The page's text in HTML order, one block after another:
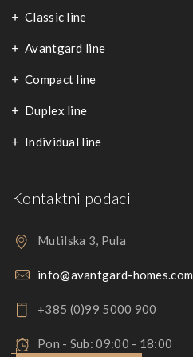
Classic line
Avantgard line
Compact line
Duplex line
Individual line
Kontaktni podaci
Mutilska 3, Pula
info@avantgard-homes.com
+385 (0)99 5000 900
Pon - Sub: 09:00 - 18:00